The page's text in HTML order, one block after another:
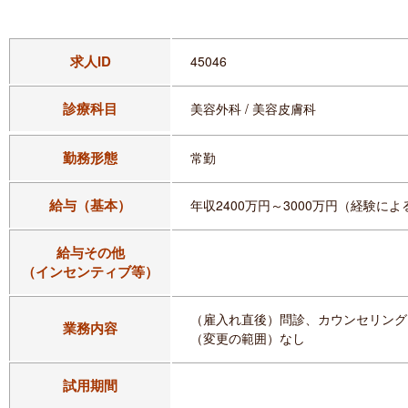
求人ID 45046
診療科目 美容外科 / 美容皮膚科
勤務形態 常勤
給与（基本） 年収2400万円～3000万円（経験によ
給与その他
（インセンティブ等）
業務内容
（雇入れ直後）問診、カウンセリン
（変更の範囲）なし
試用期間